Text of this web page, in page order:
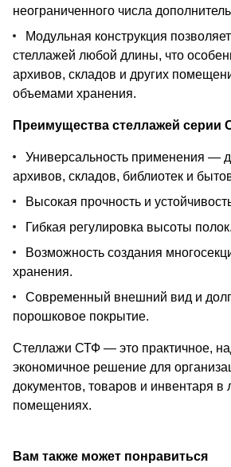
неограниченного числа
Модульная конструкция
стеллажей любой длины, что
архивов, складов и других
объемами хранения.
Преимущества стеллажей серии
Универсальность применения —
архивов, складов, библиотек и
Высокая прочность и
Гибкая регулировка высоты полок.
Возможность создания
хранения.
Современный внешний вид и
порошковое покрытие.
Стеллажи СТФ — это практичное,
экономичное решение для
документов, товаров и инвентаря
помещениях.
Вам также может понравиться